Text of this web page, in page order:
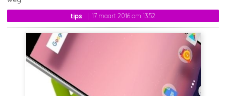
tips 17 maart 2016 om 13:52